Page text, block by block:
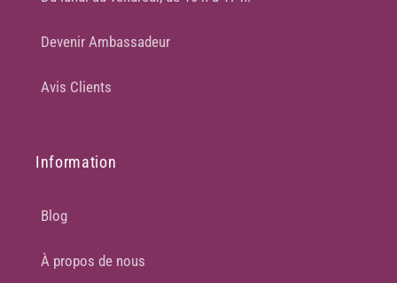
Devenir Ambassadeur
Avis Clients
Information
Blog
À propos de nous